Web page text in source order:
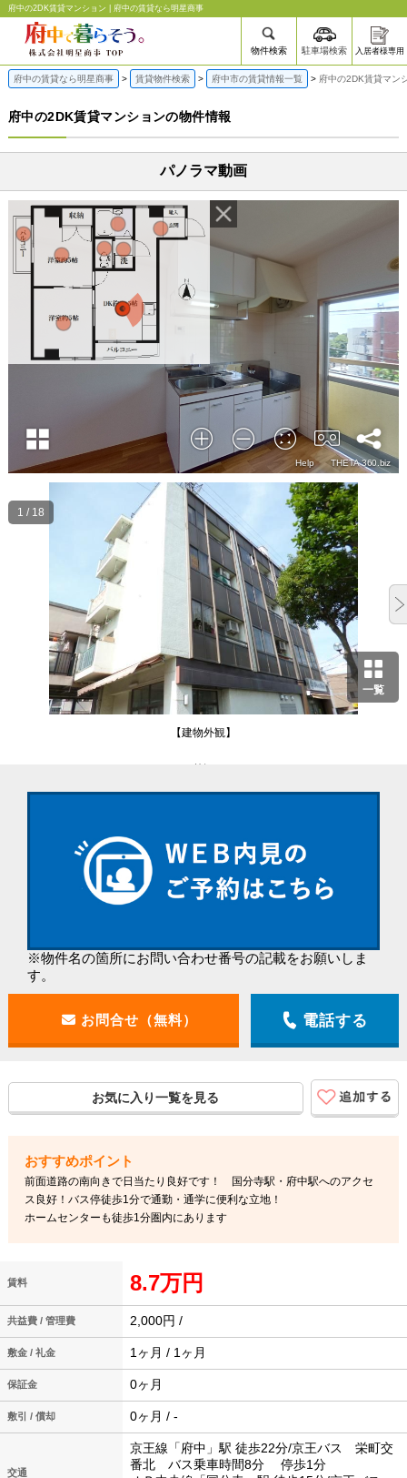
府中の2DK賃貸マンション | 府中の賃貸なら明星商事
物件検索 駐車場検索 入居者様専用
府中の賃貸なら明星商事 賃貸物件検索 府中市の賃貸情報一覧 府中の2DK賃貸マン
府中の2DK賃貸マンションの物件情報
パノラマ動画
一覧
【建物外観】
1 / 18
※物件名の箇所にお問い合わせ番号の記載をお願いしま
す。
電話する
お気に入り一覧を見る
前面道路の南向きで日当たり良好です！ 国分寺駅・府中駅へのアクセ
ス良好！バス停徒歩1分で通勤・通学に便利な立地！
ホームセンターも徒歩1分圏内にあります
賃料 8.7万円
共益費 / 管理費 2,000円 /
敷金 / 礼金 1ヶ月 / 1ヶ月
保証金 0ヶ月
敷引 / 償却 0ヶ月 / -
交通
京王線「府中」駅 徒歩22分/京王バス 栄町交
番北 バス乗車時間8分 停歩1分